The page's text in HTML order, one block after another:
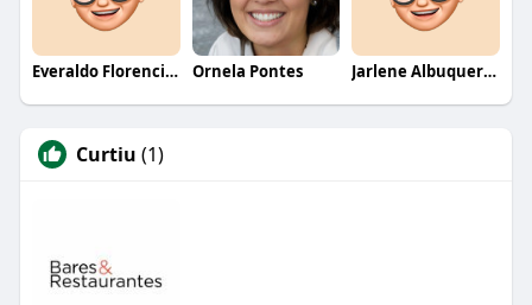
Everaldo Florencio De Melo Ornela Pontes Jarlene Albuquerque
Curtiu (1)